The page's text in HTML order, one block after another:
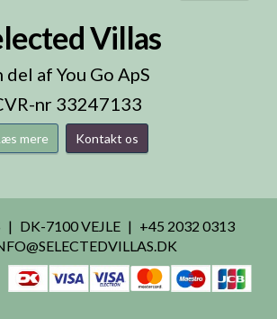
Villas
del af You Go ApS
nr 33247133
mere Kontakt os
DK-7100 VEJLE
+45 2032 0313